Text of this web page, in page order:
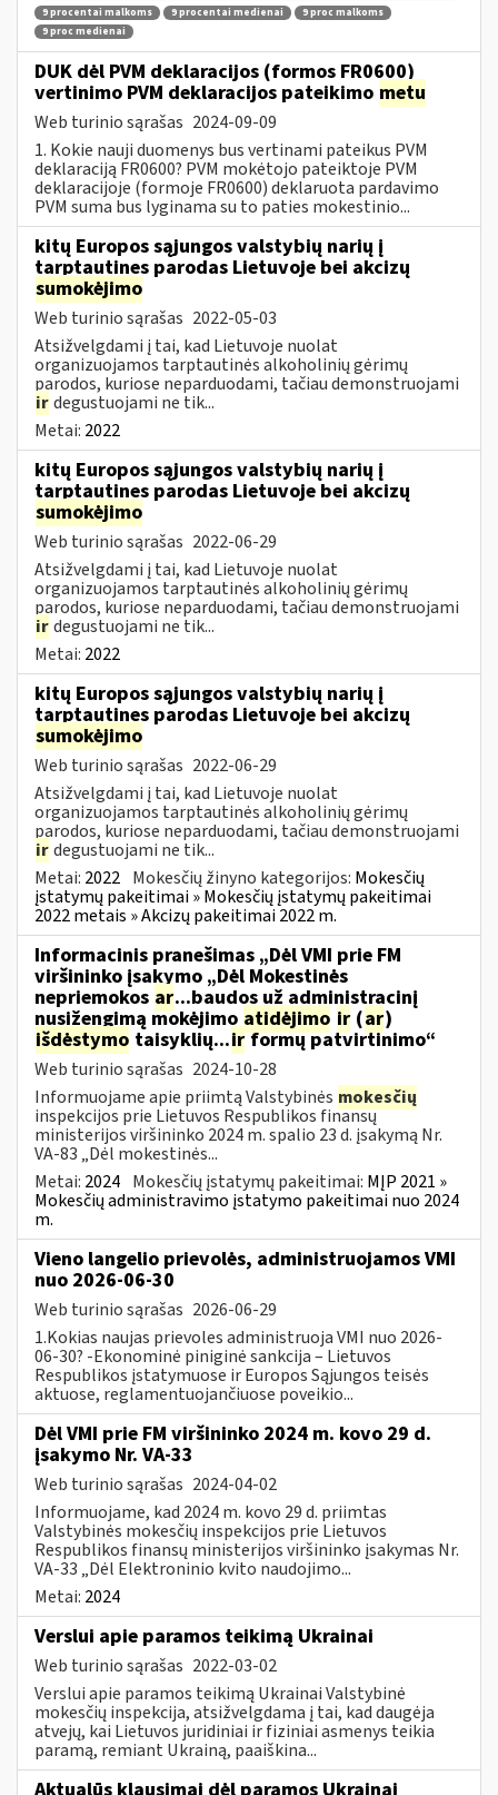
9 procentai malkoms
9 procentai medienai
9 proc malkoms
9 proc medienai
DUK dėl PVM deklaracijos (formos FR0600)
vertinimo PVM deklaracijos pateikimo metu
Web turinio sąrašas 2024-09-09
1. Kokie nauji duomenys bus vertinami pateikus PVM
deklaraciją FR0600? PVM mokėtojo pateiktoje PVM
deklaracijoje (formoje FR0600) deklaruota pardavimo
PVM suma bus lyginama su to paties mokestinio...
kitų Europos sąjungos valstybių narių į
tarptautines parodas Lietuvoje bei akcizų
sumokėjimo
Web turinio sąrašas 2022-05-03
Atsižvelgdami į tai, kad Lietuvoje nuolat
organizuojamos tarptautinės alkoholinių gėrimų
parodos, kuriose neparduodami, tačiau demonstruojami
irdegustuojami ne tik...
Metai: 2022
kitų Europos sąjungos valstybių narių į
tarptautines parodas Lietuvoje bei akcizų
sumokėjimo
Web turinio sąrašas 2022-06-29
Atsižvelgdami į tai, kad Lietuvoje nuolat
organizuojamos tarptautinės alkoholinių gėrimų
parodos, kuriose neparduodami, tačiau demonstruojami
irdegustuojami ne tik...
Metai: 2022
kitų Europos sąjungos valstybių narių į
tarptautines parodas Lietuvoje bei akcizų
sumokėjimo
Web turinio sąrašas 2022-06-29
Atsižvelgdami į tai, kad Lietuvoje nuolat
organizuojamos tarptautinės alkoholinių gėrimų
parodos, kuriose neparduodami, tačiau demonstruojami
irdegustuojami ne tik...
Metai: 2022 Mokesčių žinyno kategorijos: Mokesčių
įstatymų pakeitimai » Mokesčių įstatymų pakeitimai
2022 metais » Akcizų pakeitimai 2022 m.
Informacinis pranešimas „Dėl VMI prie FM
viršininko įsakymo „Dėl Mokestinės
nepriemokos ar...baudos už administracinį
nusižengimą mokėjimo atidėjimo ir (ar)
išdėstymo taisyklių...irformų patvirtinimo“
Web turinio sąrašas 2024-10-28
Informuojame apie priimtą Valstybinės mokesčių
inspekcijos prie Lietuvos Respublikos finansų
ministerijos viršininko 2024 m. spalio 23 d. įsakymą Nr.
VA-83 „Dėl mokestinės...
Metai: 2024 Mokesčių įstatymų pakeitimai: MĮP 2021 »
Mokesčių administravimo įstatymo pakeitimai nuo 2024
m.
Vieno langelio prievolės, administruojamos VMI
nuo 2026-06-30
Web turinio sąrašas 2026-06-29
1.Kokias naujas prievoles administruoja VMI nuo 2026-
06-30? -Ekonominė piniginė sankcija – Lietuvos
Respublikos įstatymuose ir Europos Sąjungos teisės
aktuose, reglamentuojančiuose poveikio...
Dėl VMI prie FM viršininko 2024 m. kovo 29 d.
įsakymo Nr. VA-33
Web turinio sąrašas 2024-04-02
Informuojame, kad 2024 m. kovo 29 d. priimtas
Valstybinės mokesčių inspekcijos prie Lietuvos
Respublikos finansų ministerijos viršininko įsakymas Nr.
VA-33 „Dėl Elektroninio kvito naudojimo...
Metai: 2024
Verslui apie paramos teikimą Ukrainai
Web turinio sąrašas 2022-03-02
Verslui apie paramos teikimą Ukrainai Valstybinė
mokesčių inspekcija, atsižvelgdama į tai, kad daugėja
atvejų, kai Lietuvos juridiniai ir fiziniai asmenys teikia
paramą, remiant Ukrainą, paaiškina...
Aktualūs klausimai dėl paramos Ukrainai